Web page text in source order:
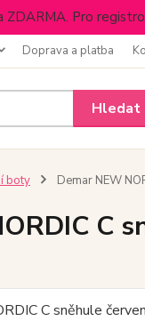
ZDARMA. Pro
Doprava a platba
Hledat
boty Demar NEW
C